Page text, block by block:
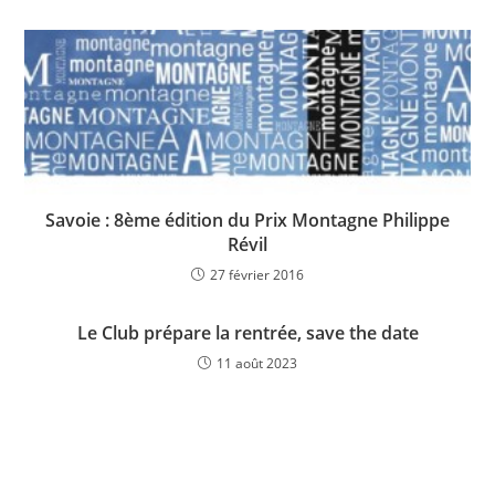
Savoie : 8ème édition du Prix Montagne Philippe
Révil
27 février 2016
Le Club prépare la rentrée, save the date
11 août 2023